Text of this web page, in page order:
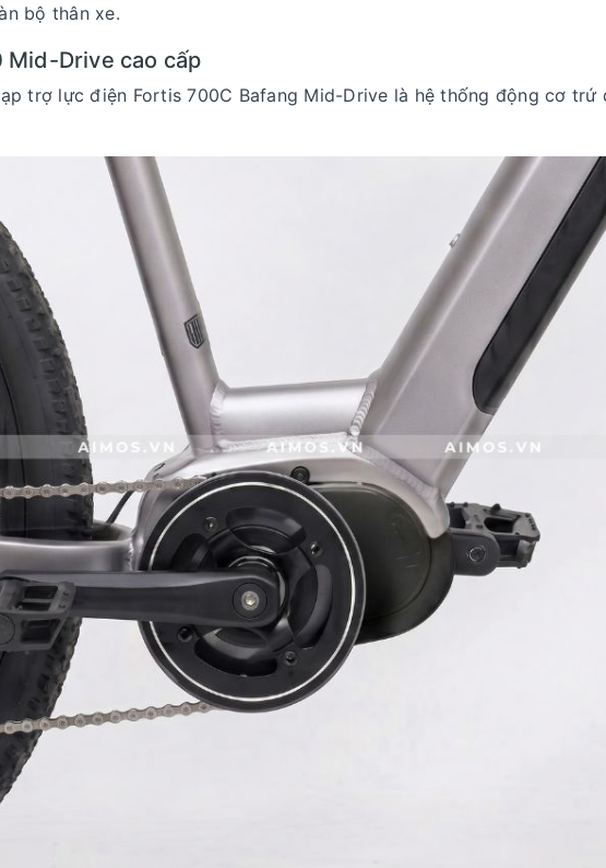
bộ thân xe.
Drive cao cấp
trợ lực điện Fortis 700C Bafang Mid-Drive là hệ thống động cơ trứ